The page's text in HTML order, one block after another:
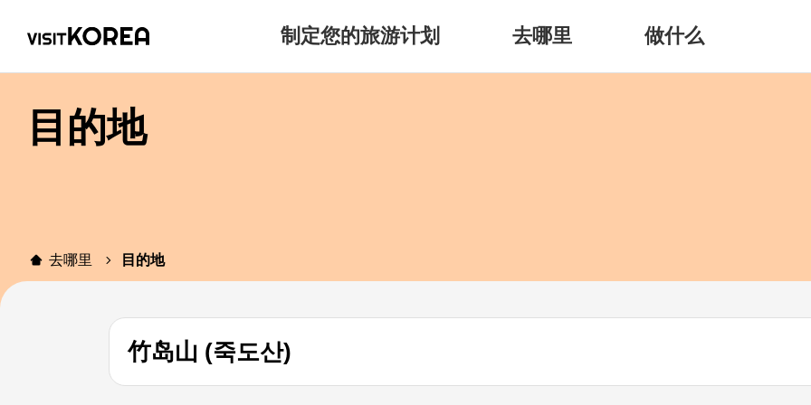
制定您的旅游计划 去哪里 做什么
目的地
去哪里 目的地
竹岛山 (죽도산)